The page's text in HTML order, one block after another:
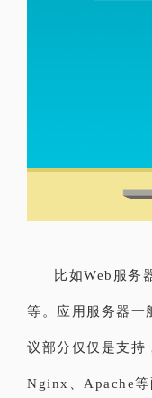
比如Web服务
等。应用服务器一
议部分仅仅是支持
Nginx、Apache等